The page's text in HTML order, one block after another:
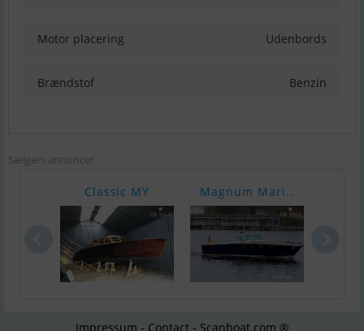
Motor placering Udenbords
Brændstof Benzin
Sælgers annoncer
Classic MY Magnum Mari..
Impressum - Contact - Scanboat.com ®